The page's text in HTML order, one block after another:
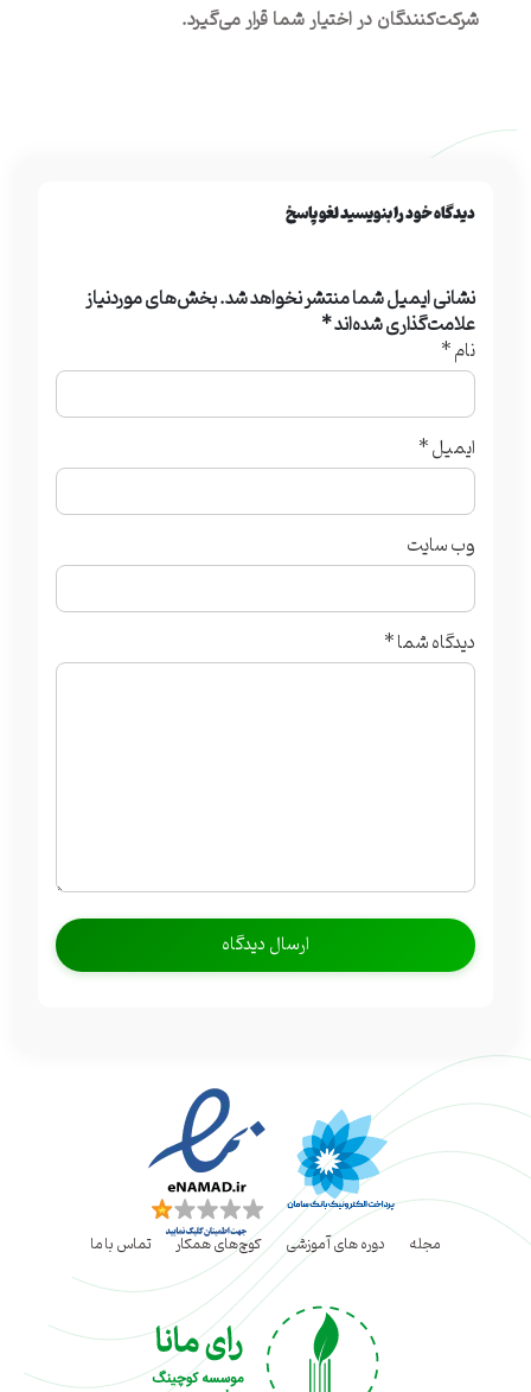
شرکت‌کنندگان در اختیار شما قرار می‌گیرد.
دیدگاه خود را بنویسید لغو پاسخ
نشانی ایمیل شما منتشر نخواهد شد.بخش‌های موردنیاز
علامت‌گذاری شده‌اند*
نام*
ایمیل*
وب‌ سایت
دیدگاه شما*
مجله دوره های آموزشی کوچ‌های همکار تماس با ما